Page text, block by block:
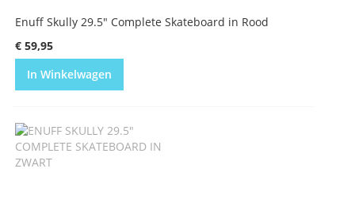
Enuff Skully 29.5" Complete Skateboard in Rood
€ 59,95
In Winkelwagen